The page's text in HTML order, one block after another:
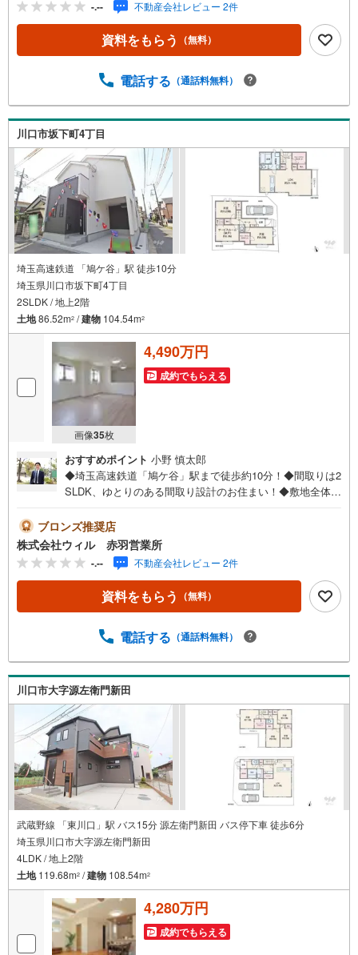
洗濯物も乾きやすく採光も期待できる2面バルコニー◆前面
道路幅員約8mの公道に面し、お車の出し入れもスムーズ◆
同世代の家族やお子様が集まりやすい、全6区画の分譲地◆
0】上記時間はお電話が繋がりやすくなっております。お気
タンよりご希望の日時をご記入いただけますとスムーズに
ご案内が可能です。～住宅ローン～諸費用込融資や築年数
の古い物件のローンも得意としており、最適な銀行をご提
案します。～リフォーム～理想の間取り、テイストを作り
上げられます！リフォームプランナーの同行も可能です。
-.-- 不動産会社レビュー 2件
資料をもらう （無料）
電話する （通話料無料）
川口市坂下町4丁目
埼玉高速鉄道 「鳩ケ谷」駅 徒歩10分
埼玉県川口市坂下町4丁目
2SLDK / 地上2階
土地86.52m2 /建物 104.54m2
画像35枚
4,490万円
成約でもらえる
おすすめポイント 小野 慎太郎
◆埼玉高速鉄道「鳩ケ谷」駅まで徒歩約10分！◆間取りは2
SLDK、ゆとりのある間取り設計のお住まい！◆敷地全体を
りと過ごせる空間です！◆ご家族が自然と顔を合わせるリ
ビング階段！◆ご家族のプライバシーを考慮した2階リビン
グ！◆リビングが見渡せる対面キッチンです！◆水まわり
を集約させた家事動線スムーズ！◆納戸は居室としても使
える間取りです！◆ウォークインクローゼットも備わり、
季節物等の大きな荷物も収納可能！◆「西友（鳩ヶ谷
間はお電話が繋がりやすくなっております。お気軽にご連
ご希望の日時をご記入いただけますとスムーズにご案内が
可能です。～住宅ローン～諸費用込融資や築年数の古い物
件のローンも得意としており、最適な銀行をご提案しま
す。～リフォーム～理想の間取り、テイストを作り上げら
れます！リフォームプランナーの同行も可能です。
ブロンズ推奨店
株式会社ウィル 赤羽営業所
-.-- 不動産会社レビュー 2件
資料をもらう （無料）
電話する （通話料無料）
川口市大字源左衛門新田
武蔵野線 「東川口」駅 バス15分 源左衛門新田 バス停下車 徒歩6分
埼玉県川口市大字源左衛門新田
4LDK / 地上2階
土地119.68m2 /建物 108.54m2
4,280万円
成約でもらえる